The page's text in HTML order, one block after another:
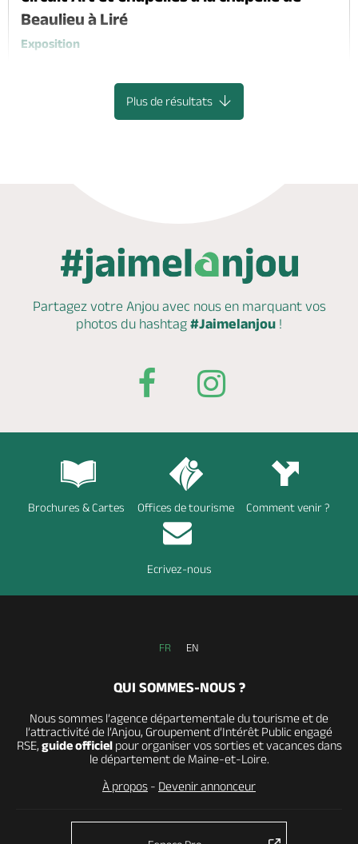
Beaulieu à Liré
Exposition
Plus de résultats
Partagez votre Anjou avec nous en marquantvos
photos du hashtag #Jaimelanjou !
Brochures & Cartes Offices de tourisme Comment venir ?
Ecrivez-nous
FR EN
QUI SOMMES-NOUS ?
Nous sommes l’agence départementale du tourisme et de
l’attractivité de l’Anjou, Groupement d’Intérêt Public engagé
RSE, guide officielpour organiser vos sorties et vacances dans
le département de Maine-et-Loire.
À propos - Devenir annonceur